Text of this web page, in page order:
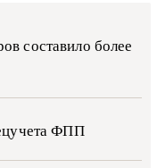
составило более
ФПП